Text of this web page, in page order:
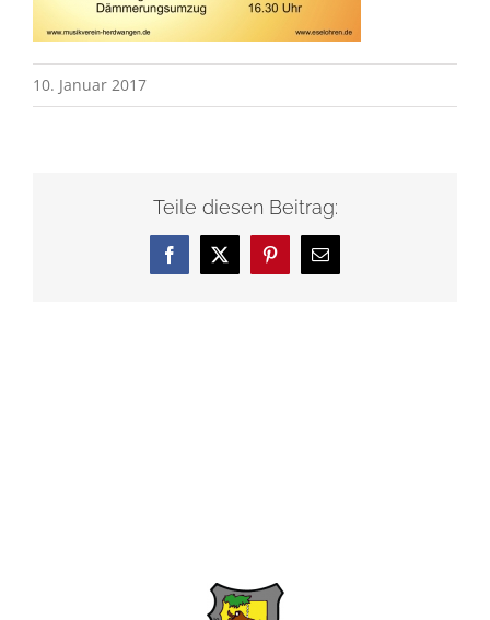
10. Januar 2017
Teile diesen Beitrag:
Facebook
X Pinterest
E-
Mail